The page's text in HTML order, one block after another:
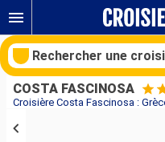
COSTA FASCINOSA
Rechercher une